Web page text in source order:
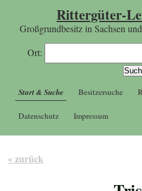
Rittergüter-
Großgrundbesitz in Sachsen
Ort:
Start & Suche Besitzersuche
Datenschutz Impressum
« zurück